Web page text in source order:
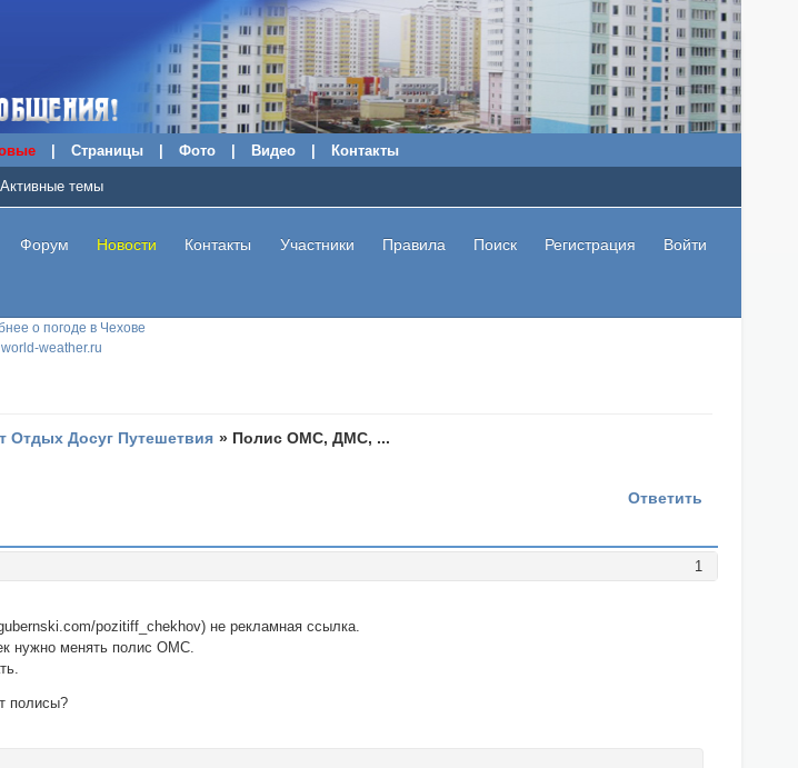
Страницы Фото Видео Контакты
о погоде в Чехове
world-weather.ru
Форум Новости Контакты Участники Правила Поиск Регистрация Войти
Активные темы
Отдых Досуг Путешетвия » Полис ОМС, ДМС, ...
Ответить
1
pozitiff_chekhov) не рекламная ссылка.
нужно менять полис ОМС.
полисы?